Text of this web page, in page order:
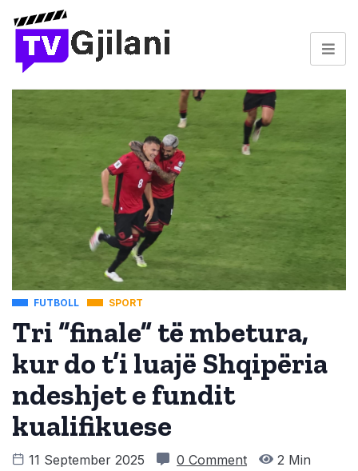
FUTBOLL SPORT
Tri “finale” të mbetura,
kur do t’i luajë Shqipëria
ndeshjet e fundit
kualifikuese
11 September 2025 0 Comment
2 Min